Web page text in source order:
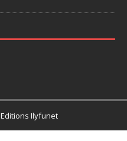
Editions Ilyfunet